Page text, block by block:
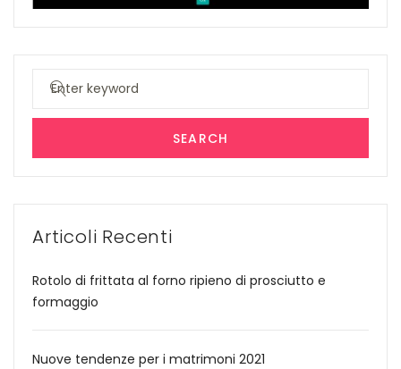
Search
SEARCH
Articoli Recenti
Rotolo di frittata al forno ripieno di prosciutto e
formaggio
Nuove tendenze per i matrimoni 2021